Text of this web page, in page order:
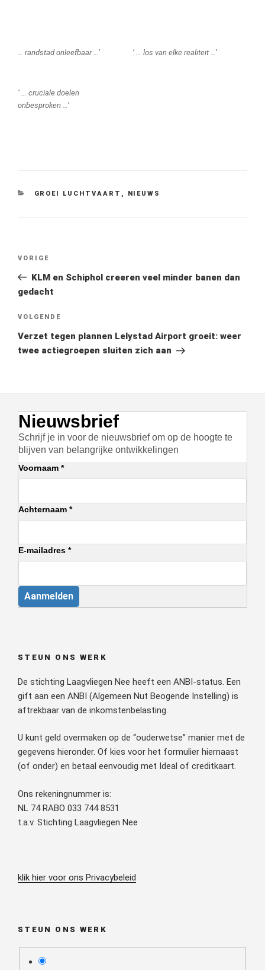
… randstad onleefbaar …’ ‘ … los van elke realiteit …’
‘ … cruciale doelen
onbesproken …’
CATEGORIEËN
GROEI LUCHTVAART , NIEUWS
Vorig
bericht
VORIGE
KLM en Schiphol creeren veel minder banen dan
gedacht
Volgend
bericht
VOLGENDE
Verzet tegen plannen Lelystad Airport groeit: weer
twee actiegroepen sluiten zich aan
Nieuwsbrief
Schrijf je in voor de nieuwsbrief om op de hoogte te
blijven van belangrijke ontwikkelingen
Voornaam *
Achternaam *
E-mailadres *
Aanmelden
STEUN ONS WERK
De stichting Laagvliegen Nee heeft een ANBI-status. Een
gift aan een ANBI (Algemeen Nut Beogende Instelling) is
aftrekbaar van de inkomstenbelasting.
U kunt geld overmaken op de “ouderwetse” manier met de
gegevens hieronder. Of kies voor het formulier hiernaast
(of onder) en betaal eenvoudig met Ideal of creditkaart.
Ons rekeningnummer is:
NL 74 RABO 033 744 8531
t.a.v. Stichting Laagvliegen Nee
klik hier voor ons Privacybeleid
STEUN ONS WERK
plan_select